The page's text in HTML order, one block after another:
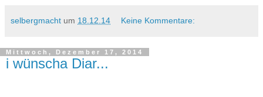
selbergmacht um 18.12.14 Keine Kommentare:
Mittwoch, Dezember 17, 2014
i wünscha Diar...